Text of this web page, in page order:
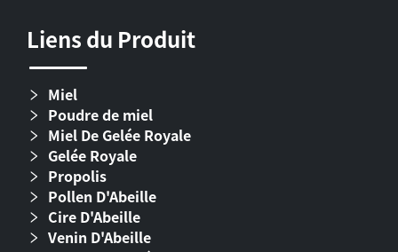
Liens du Produit
Miel
Poudre de miel
Miel De Gelée Royale
Gelée Royale
Propolis
Pollen D'Abeille
Cire D'Abeille
Venin D'Abeille